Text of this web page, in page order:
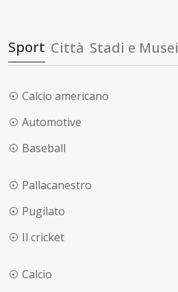
Sport Città Stadi e Musei
Calcio americano
Automotive
Baseball
Pallacanestro
Pugilato
Il cricket
Calcio